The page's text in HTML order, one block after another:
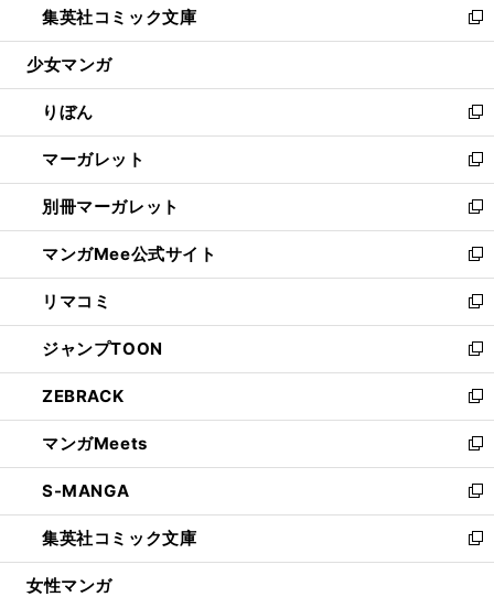
く
で
開
ド
ウ
開
く
ィ
ン
ウ
で
開
く
い
ウ
ン
ド
ウ
で
開
く
集英社コミック文庫
新
し
ウ
ィ
ン
ド
ウ
で
開
く
少女マンガ
りぼん
新
し
い
ウ
ィ
ン
ド
ウ
で
開
く
マーガレット
新
し
い
ウ
ィ
ン
ド
ウ
で
開
く
別冊マーガレット
新
し
い
ウ
ィ
ン
ド
ウ
で
開
く
マンガMee公式サイト
新
し
い
ウ
ィ
ン
ド
ウ
で
開
く
リマコミ
新
し
い
ウ
ィ
ン
ド
ウ
で
開
く
ジャンプTOON
新
し
い
ウ
ィ
ン
ド
ウ
で
開
ZEBRACK
新
し
い
ウ
ィ
ン
ド
ウ
マンガMeets
新
し
い
ウ
ィ
ン
S-MANGA
新
し
い
ウ
集英社コミック文庫
新
し
女性マンガ